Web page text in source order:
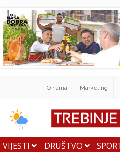
O nama Marketing
VIJESTI DRUŠTVO